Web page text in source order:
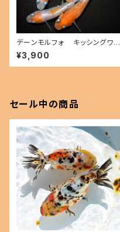
デーンモルフォ キッシングワイ
ドフィン（2026年産まれ） オス2
メス2(現物出品) ikahoff B-0
714-51291-a
¥3,900
セール中の商品